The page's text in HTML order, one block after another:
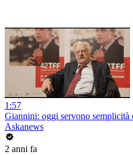
1:57
Giannini: oggi servono semplicità
Askanews
2 anni fa